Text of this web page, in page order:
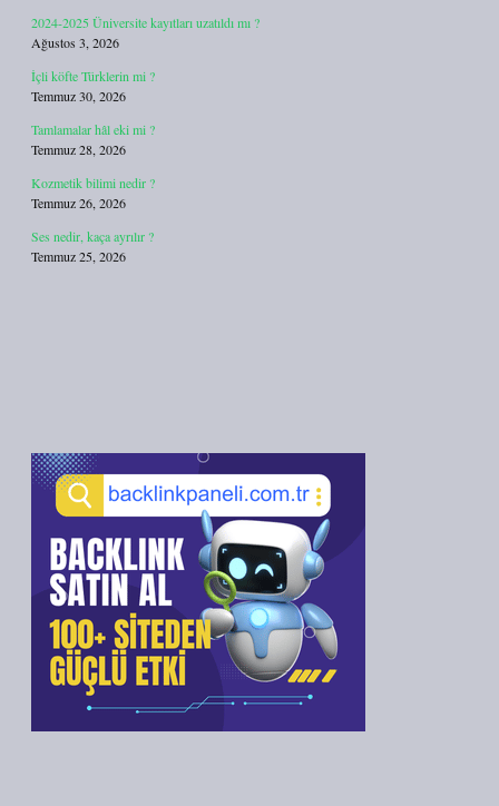
2024-2025 Üniversite kayıtları uzatıldı mı ?
Ağustos 3, 2026
İçli köfte Türklerin mi ?
Temmuz 30, 2026
Tamlamalar hâl eki mi ?
Temmuz 28, 2026
Kozmetik bilimi nedir ?
Temmuz 26, 2026
Ses nedir, kaça ayrılır ?
Temmuz 25, 2026